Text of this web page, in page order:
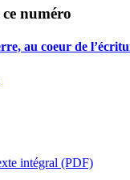
numéro
au coeur de
intégral (PDF)